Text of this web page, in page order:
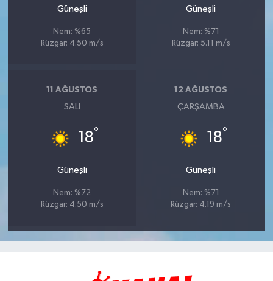
Güneşli
Nem: %65
Rüzgar: 4.50 m/s
Güneşli
Nem: %71
Rüzgar: 5.11 m/s
11 AĞUSTOS
SALI
18°
Güneşli
Nem: %72
Rüzgar: 4.50 m/s
12 AĞUSTOS
ÇARŞAMBA
18°
Güneşli
Nem: %71
Rüzgar: 4.19 m/s